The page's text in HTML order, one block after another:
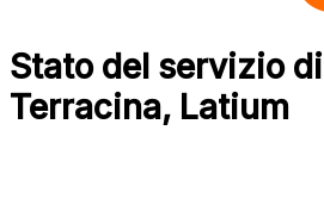
Stato del servizio di
Terracina, Latium